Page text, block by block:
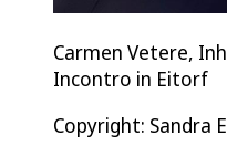
Carmen Vetere,
Incontro in Eitorf
Copyright: Sandra